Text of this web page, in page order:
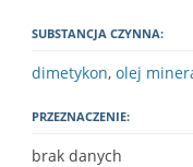
SUBSTANCJA CZYNNA:
dimetykon, olej
PRZEZNACZENIE:
brak danych